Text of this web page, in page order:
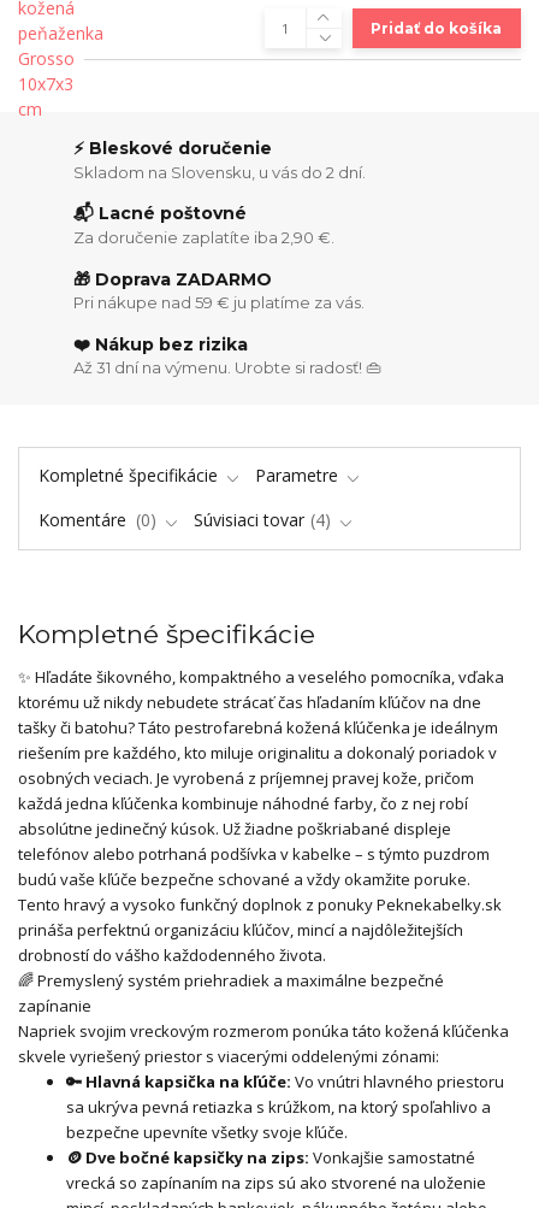
Pridať do košíka
⚡ Bleskové doručenie
Skladom na Slovensku, u vás do 2 dní.
📬 Lacné poštovné
Za doručenie zaplatíte iba 2,90 €.
🎁 Doprava ZADARMO
Pri nákupe nad 59 € ju platíme za vás.
❤️ Nákup bez rizika
Až 31 dní na výmenu. Urobte si radosť! 👜
Kompletné špecifikácie
Parametre
Komentáre
0 Súvisiaci tovar 4
Kompletné špecifikácie
✨ Hľadáte šikovného, kompaktného a veselého pomocníka, vďaka
ktorému už nikdy nebudete strácať čas hľadaním kľúčov na dne
tašky či batohu? Táto pestrofarebná kožená kľúčenka je ideálnym
riešením pre každého, kto miluje originalitu a dokonalý poriadok v
osobných veciach. Je vyrobená z príjemnej pravej kože, pričom
každá jedna kľúčenka kombinuje náhodné farby, čo z nej robí
absolútne jedinečný kúsok. Už žiadne poškriabané displeje
telefónov alebo potrhaná podšívka v kabelke – s týmto puzdrom
budú vaše kľúče bezpečne schované a vždy okamžite poruke.
Tento hravý a vysoko funkčný doplnok z ponuky Peknekabelky.sk
prináša perfektnú organizáciu kľúčov, mincí a najdôležitejších
drobností do vášho každodenného života.
🌈 Premyslený systém priehradiek a maximálne bezpečné
zapínanie
Napriek svojim vreckovým rozmerom ponúka táto kožená kľúčenka
skvele vyriešený priestor s viacerými oddelenými zónami:
🔑 Hlavná kapsička na kľúče: Vo vnútri hlavného priestoru
sa ukrýva pevná retiazka s krúžkom, na ktorý spoľahlivo a
bezpečne upevníte všetky svoje kľúče.
🪙 Dve bočné kapsičky na zips: Vonkajšie samostatné
vrecká so zapínaním na zips sú ako stvorené na uloženie